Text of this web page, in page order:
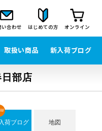
い合わせ はじめての方 オンライン
取扱い商品 新入荷ブログ
日部店
荷ブログ 地図